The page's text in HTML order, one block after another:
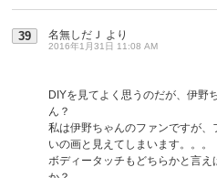
39 名無しだＪ より
2016年1月31日 11:08 AM
DIYを見てよく思うのだが、伊野
ん？
私は伊野ちゃんのファンですが
いの画と見えてしまいます。。。
ボディータッチもどちらかと言